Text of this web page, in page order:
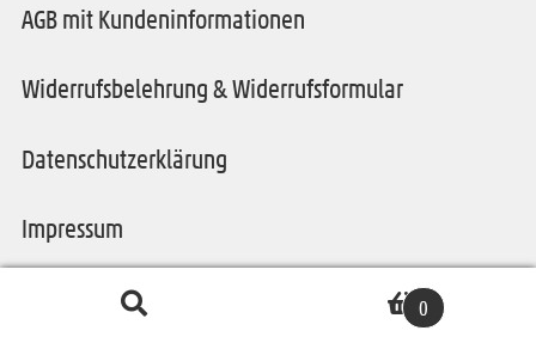
AGB mit Kundeninformationen
Widerrufsbelehrung & Widerrufsformular
Datenschutzerklärung
Impressum
0